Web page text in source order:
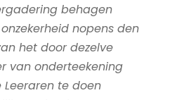
behagen
nopens den
het door dezelve
van onderteekening
te doen